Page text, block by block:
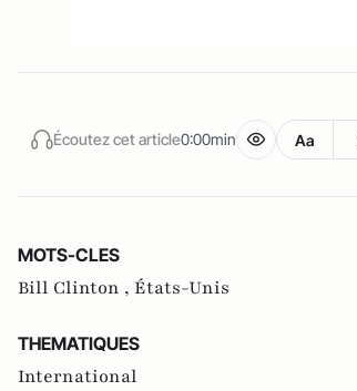
Écoutez cet article0:00min Aa
MOTS-CLES
Bill Clinton , États-Unis
THEMATIQUES
International